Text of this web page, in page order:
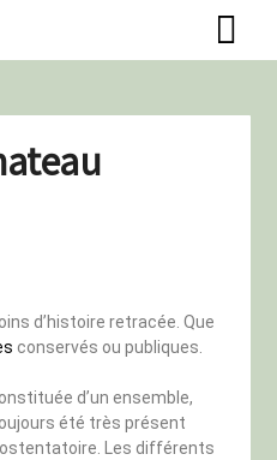
d’histoire retracée. Que
conservés ou publiques.
d’un ensemble,
été très présent
ostentatoire. Les différents